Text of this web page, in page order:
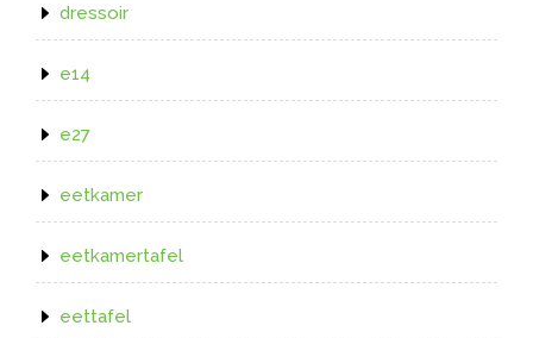
dressoir
e14
e27
eetkamer
eetkamertafel
eettafel